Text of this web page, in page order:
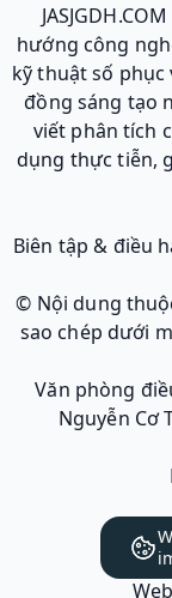
hướng công
kỹ thuật số phục
đồng sáng tạo
viết phân tích
dụng thực tiễn,
Biên tập & điều
© Nội dung
sao chép dưới
Văn phòng
Nguyễn Cơ
Email